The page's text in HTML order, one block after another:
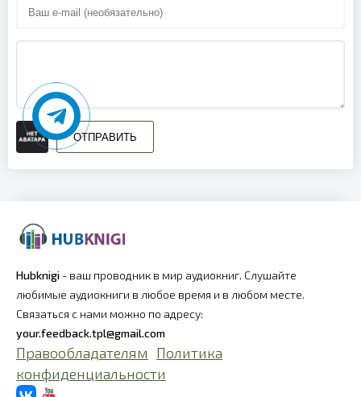
ОТПРАВИТЬ
Hubknigi - ваш проводник в мир аудиокниг. Слушайте
любимые аудиокниги в любое время и в любом месте.
Связаться с нами можно по адресу:
your.feedback.tpl@gmail.com
Правообладателям Политика
конфиденциальности